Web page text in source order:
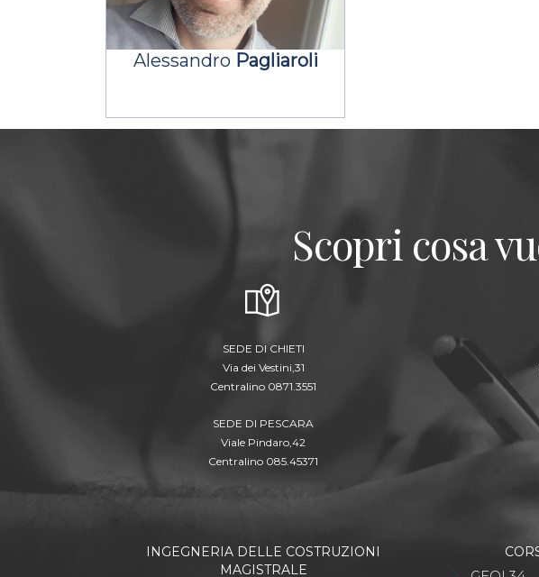
Alessandro Pagliaroli
Scopri cosa
SEDE DI CHIETI
Via dei Vestini,31
Centralino 0871.3551
SEDE DI PESCARA
Viale Pindaro,42
Centralino 085.45371
INGEGNERIA DELLE COSTRUZIONI
MAGISTRALE